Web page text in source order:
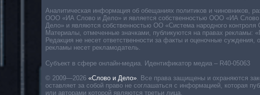
Субъект в сфере онлайн-медиа. Идентификатор медиа – R40-05063
© 2009—2026 «Слово и Дело»
Все права защищены и охраняются
оставляет за собой право не соглашаться с информацией, которая
или авторами которой являются третьи лица.
Аналитическая информация об обещаниях политиков и чиновников,
ООО «ИА Слово и Дело» и является собственностью ООО «ИА Слово
Дело» и являются собственностью ОО «Система народного контроля
Материалы, отмеченные значками, публикуются на правах рекламы:
Редакция не несет ответственности за факты и оценочные
рекламы несет рекламодатель.